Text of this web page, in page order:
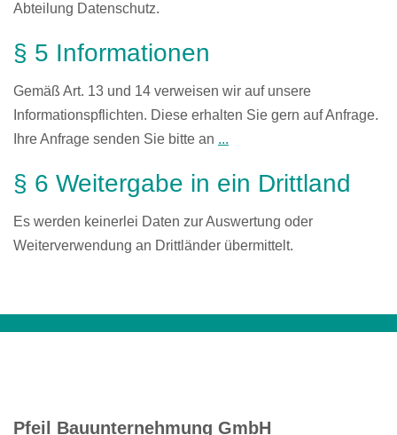
Abteilung Datenschutz.
§ 5 Informationen
Gemäß Art. 13 und 14 verweisen wir auf unsere
Informationspflichten. Diese erhalten Sie gern auf Anfrage.
Ihre Anfrage senden Sie bitte an ...
§ 6 Weitergabe in ein Drittland
Es werden keinerlei Daten zur Auswertung oder
Weiterverwendung an Drittländer übermittelt.
Pfeil Bauunternehmung GmbH